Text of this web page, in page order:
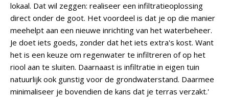
lokaal. Dat wil zeggen: realiseer een infiltratieoplossing
direct onder de goot. Het voordeel is dat je op die manier
meehelpt aan een nieuwe inrichting van het waterbeheer.
Je doet iets goeds, zonder dat het iets extra's kost. Want
het is een keuze om regenwater te infiltreren of op het
riool aan te sluiten. Daarnaast is infiltratie in eigen tuin
natuurlijk ook gunstig voor de grondwaterstand. Daarmee
minimaliseer je bovendien de kans dat je terras verzakt.'